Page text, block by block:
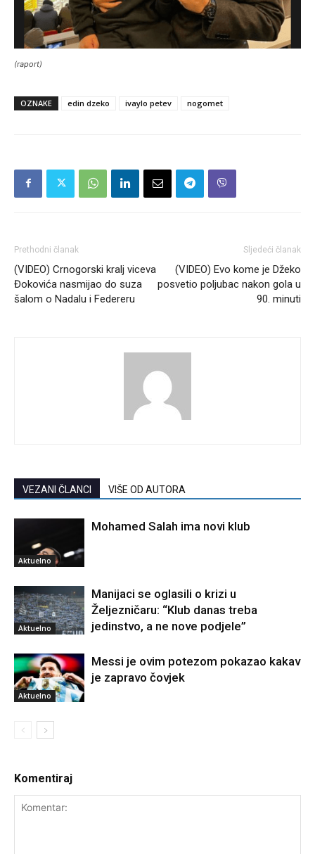
(raport)
OZNAKE edin dzeko ivaylo petev nogomet
Prethodni članak
(VIDEO) Crnogorski kralj viceva
Đokovića nasmijao do suza
šalom o Nadalu i Federeru
Sljedeći članak
(VIDEO) Evo kome je Džeko
posvetio poljubac nakon gola u
90. minuti
VEZANI ČLANCI VIŠE OD AUTORA
Aktuelno
Mohamed Salah ima novi klub
Aktuelno
Manijaci se oglasili o krizi u
Željezničaru: “Klub danas treba
jedinstvo, a ne nove podjele”
Aktuelno
Messi je ovim potezom pokazao kakav
je zapravo čovjek
Komentiraj